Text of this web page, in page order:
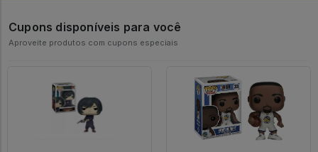
Cupons disponíveis para você
Aproveite produtos com cupons especiais